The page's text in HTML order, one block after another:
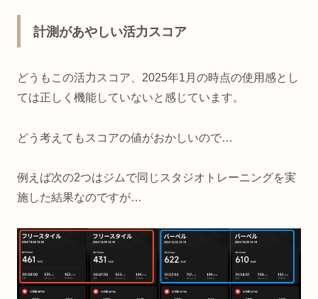
計測があやしい活力スコア
どうもこの活力スコア、2025年1月の時点の使用感とし
ては正しく機能していないと感じています。
どう考えてもスコアの値がおかしいので…
例えば次の2つはジムで同じスタジオトレーニングを実
施した結果なのですが…